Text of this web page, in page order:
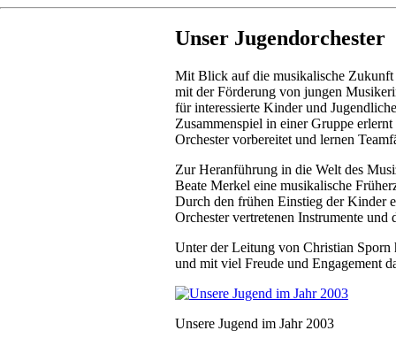
Unser Jugendorchester
Mit Blick auf die musikalische Zukunft
mit der Förderung von jungen
für interessierte Kinder und
Zusammenspiel in einer Gruppe
Orchester vorbereitet und lernen
Zur Heranführung in die Welt des
Beate Merkel eine musikalische
Durch den frühen Einstieg der Kinder
Orchester vertretenen Instrumente und
Unter der Leitung von Christian Sporn
und mit viel Freude und Engagement
Unsere Jugend im Jahr 2003